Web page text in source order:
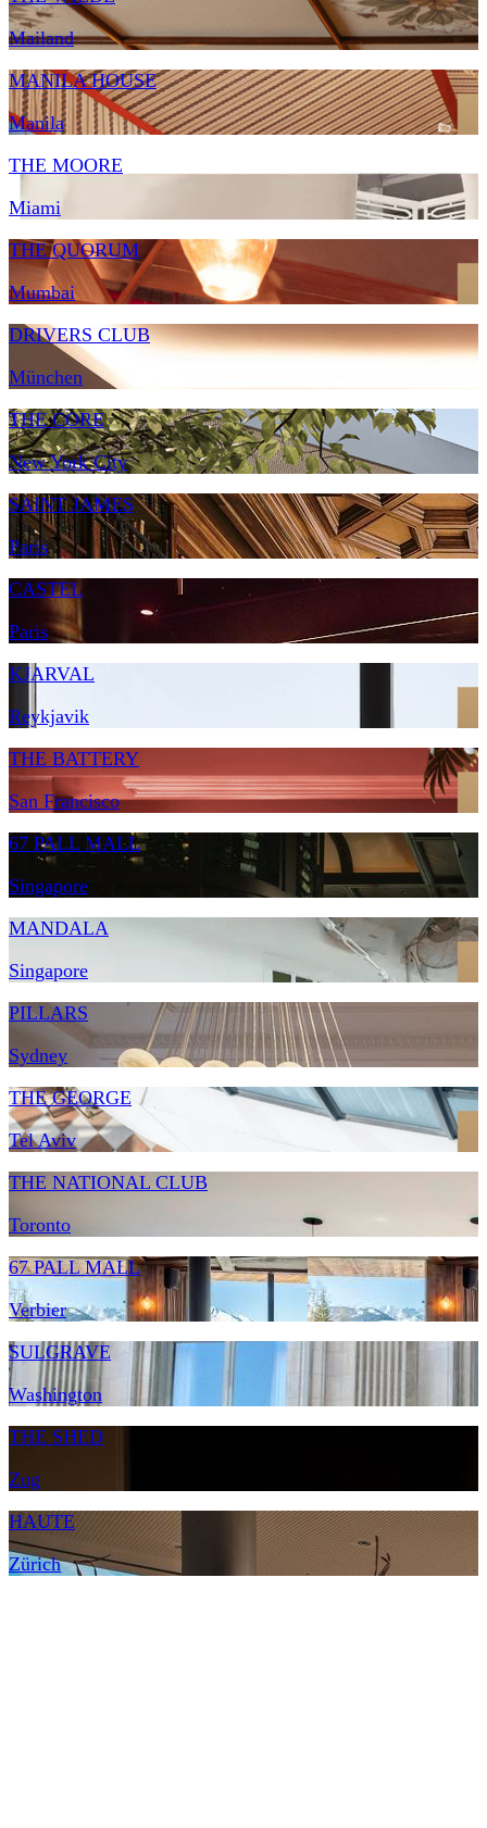
Mailand
MANILA HOUSE
Manila
THE MOORE
Miami
THE QUORUM
Mumbai
DRIVERS CLUB
München
THE CORE
New York City
SAINT JAMES
Paris
CASTEL
Paris
KJARVAL
Reykjavik
THE BATTERY
San Francisco
67 PALL MALL
Singapore
MANDALA
Singapore
PILLARS
Sydney
THE GEORGE
Tel Aviv
THE NATIONAL CLUB
Toronto
67 PALL MALL
Verbier
SULGRAVE
Washington
THE SHED
Zug
HAUTE
Zürich